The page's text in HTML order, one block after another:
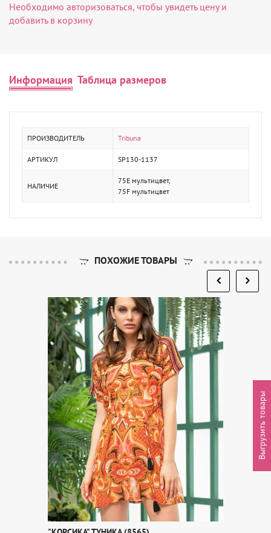
Необходимо авторизоваться, чтобы увидеть цену и
добавить в корзину
Информация Таблица размеров
ПРОИЗВОДИТЕЛЬ Tribuna
АРТИКУЛ SP130-1137
НАЛИЧИЕ
75E мультицвет,
75F мультицвет
ПОХОЖИЕ ТОВАРЫ
Выгрузить товары